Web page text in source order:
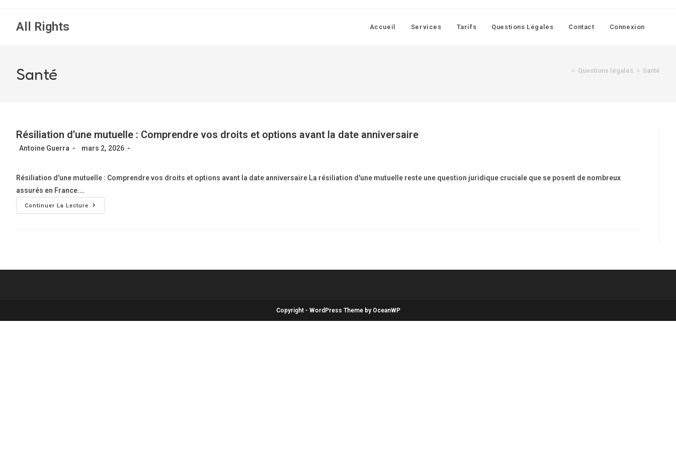
All Rights Accueil Services Tarifs Questions Légales Contact Connexion
Santé > Questions légales > Santé
Résiliation d’une mutuelle : Comprendre vos droits et options avant la date anniversaire
Antoine Guerra mars 2, 2026
Résiliation d'une mutuelle : Comprendre vos droits et options avant la date anniversaire La résiliation d'une mutuelle reste une question juridique cruciale que se posent de nombreux
assurés en France.…
Continuer La Lecture
Copyright - WordPress Theme by OceanWP